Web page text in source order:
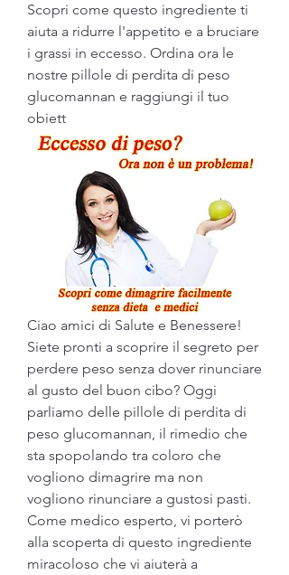
Scopri come questo ingrediente ti
aiuta a ridurre l'appetito e a bruciare
i grassi in eccesso. Ordina ora le
nostre pillole di perdita di peso
glucomannan e raggiungi il tuo
obiett
Ciao amici di Salute e Benessere!
Siete pronti a scoprire il segreto per
perdere peso senza dover rinunciare
al gusto del buon cibo? Oggi
parliamo delle pillole di perdita di
peso glucomannan, il rimedio che
sta spopolando tra coloro che
vogliono dimagrire ma non
vogliono rinunciare a gustosi pasti.
Come medico esperto, vi porterò
alla scoperta di questo ingrediente
miracoloso che vi aiuterà a